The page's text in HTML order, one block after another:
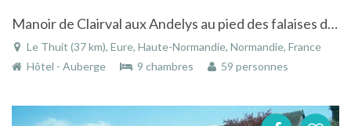
Manoir de Clairval aux Andelys au pied des falaises dans un site classé natura 2000 en bord de Seine
Le Thuit (37 km), Eure, Haute-Normandie, Normandie, France
Hôtel - Auberge
9 chambres 59 personnes